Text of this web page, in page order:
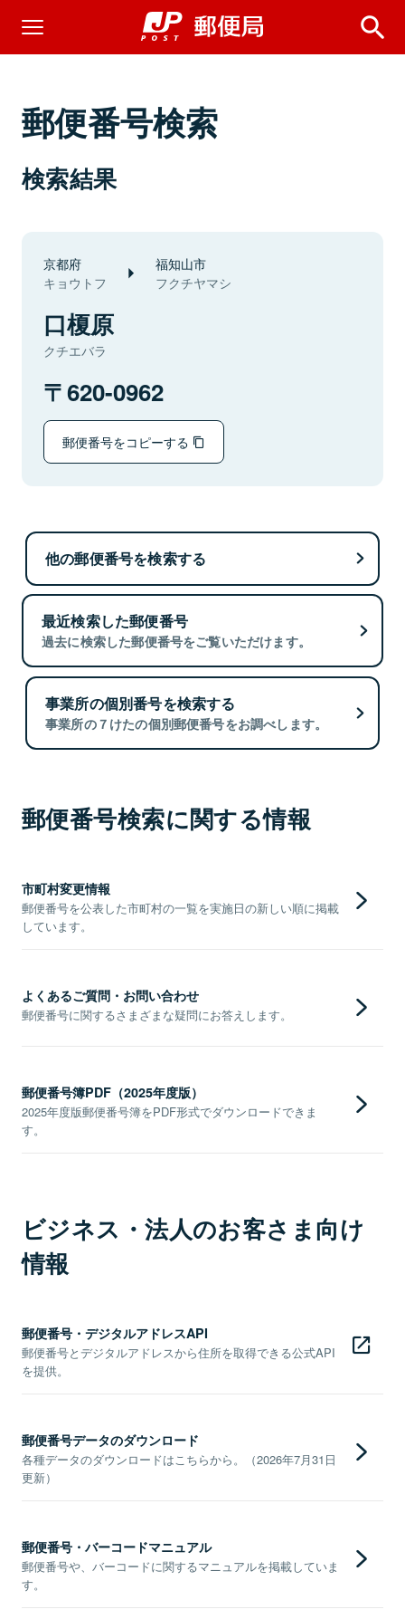
郵便番号検索
検索結果
京都府
キョウトフ
福知山市
フクチヤマシ
口榎原
クチエバラ
620-0962
郵便番号をコピーする
他の郵便番号を検索する
最近検索した郵便番号
過去に検索した郵便番号をご覧いただけます。
事業所の個別番号を検索する
事業所の７けたの個別郵便番号をお調べします。
郵便番号検索に関する情報
市町村変更情報
郵便番号を公表した市町村の一覧を実施日の新しい順に掲載
しています。
よくあるご質問・お問い合わせ
郵便番号に関するさまざまな疑問にお答えします。
郵便番号簿PDF（2025年度版）
2025年度版郵便番号簿をPDF形式でダウンロードできま
す。
ビジネス・法人のお客さま向け
情報
郵便番号・デジタルアドレスAPI
郵便番号とデジタルアドレスから住所を取得できる公式API
を提供。
郵便番号データのダウンロード
各種データのダウンロードはこちらから。（2026年7月31日
更新）
郵便番号・バーコードマニュアル
郵便番号や、バーコードに関するマニュアルを掲載していま
す。